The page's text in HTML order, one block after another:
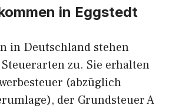
in Eggstedt
in Deutschland stehen
zu. Sie erhalten
(abzüglich
der Grundsteuer A